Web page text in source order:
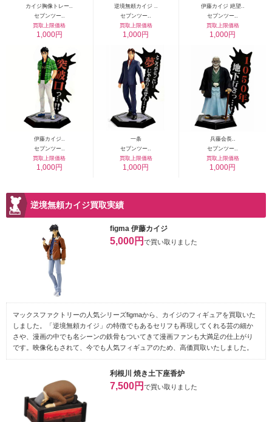
カイジ胸像トレー..
セブンツー..
買取上限価格
1,000円
逆境無頼カイジ ..
セブンツー..
買取上限価格
1,000円
伊藤カイジ 絶望..
セブンツー..
買取上限価格
1,000円
伊藤カイジ..
セブンツー..
買取上限価格
1,000円
一条
セブンツー..
買取上限価格
1,000円
兵藤会長..
セブンツー..
買取上限価格
1,000円
逆境無頼カイジ買取実績
figma 伊藤カイジ
5,000円で買い取りました
マックスファクトリーの人気シリーズfigmaから、カイジのフィギュアを買取いた
しました。「逆境無頼カイジ」の特徴でもあるセリフも再現してくれる芸の細か
さや、漫画の中でも名シーンの鉄骨もついてきて漫画ファンも大満足の仕上がり
です。映像化もされて、今でも人気フィギュアのため、高価買取いたしました。
利根川 焼き土下座香炉
7,500円で買い取りました